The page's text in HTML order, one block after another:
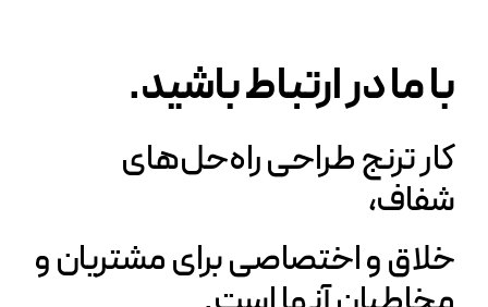
با ما در ارتباط باشید.
کار ترنج طراحی راه‌حل‌های
شفاف،
خلاق و اختصاصی برای مشتریان و